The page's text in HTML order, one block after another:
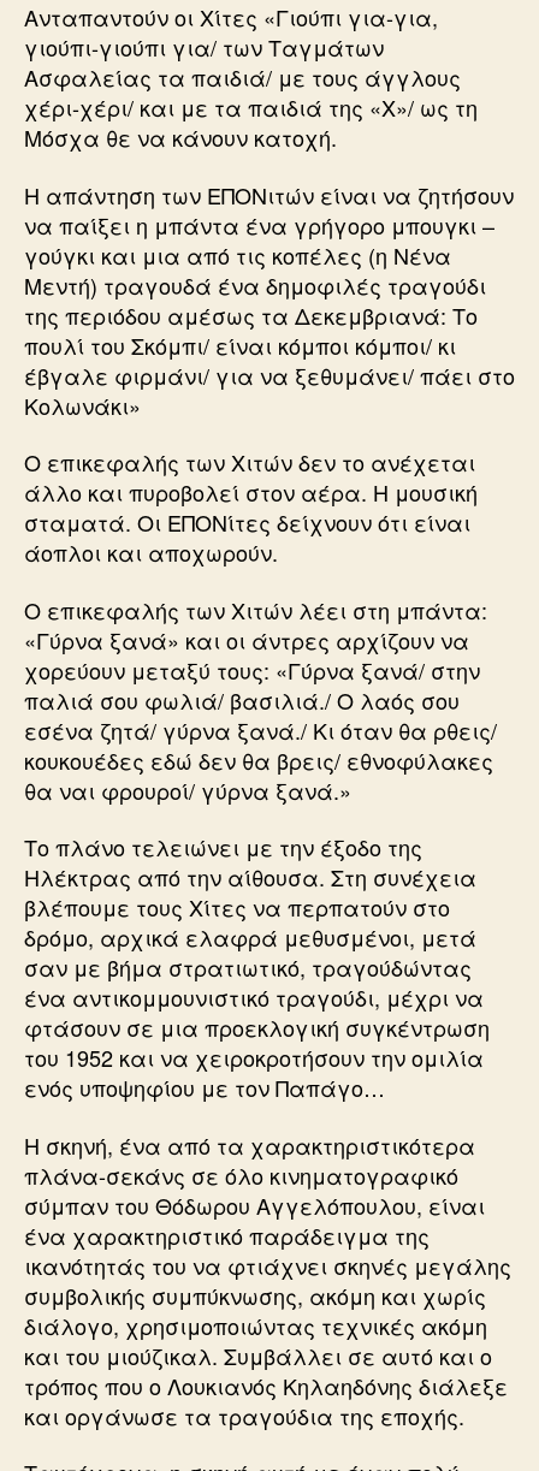
Ανταπαντούν οι Χίτες «Γιούπι για-για,
γιούπι-γιούπι για/ των Ταγμάτων
Ασφαλείας τα παιδιά/ με τους άγγλους
χέρι-χέρι/ και με τα παιδιά της «Χ»/ ως τη
Μόσχα θε να κάνουν κατοχή.
H απάντηση των ΕΠΟΝιτών είναι να ζητήσουν
να παίξει η μπάντα ένα γρήγορο μπουγκι –
γούγκι και μια από τις κοπέλες (η Νένα
Μεντή) τραγουδά ένα δημοφιλές τραγούδι
της περιόδου αμέσως τα Δεκεμβριανά: Το
πουλί του Σκόμπι/ είναι κόμποι κόμποι/ κι
έβγαλε φιρμάνι/ για να ξεθυμάνει/ πάει στο
Κολωνάκι»
Ο επικεφαλής των Χιτών δεν το ανέχεται
άλλο και πυροβολεί στον αέρα. Η μουσική
σταματά. Οι ΕΠΟΝίτες δείχνουν ότι είναι
άοπλοι και αποχωρούν.
Ο επικεφαλής των Χιτών λέει στη μπάντα:
«Γύρνα ξανά» και οι άντρες αρχίζουν να
χορεύουν μεταξύ τους: «Γύρνα ξανά/ στην
παλιά σου φωλιά/ βασιλιά./ Ο λαός σου
εσένα ζητά/ γύρνα ξανά./ Κι όταν θα ρθεις/
κουκουέδες εδώ δεν θα βρεις/ εθνοφύλακες
θα ναι φρουροί/ γύρνα ξανά.»
Το πλάνο τελειώνει με την έξοδο της
Ηλέκτρας από την αίθουσα. Στη συνέχεια
βλέπουμε τους Χίτες να περπατούν στο
δρόμο, αρχικά ελαφρά μεθυσμένοι, μετά
σαν με βήμα στρατιωτικό, τραγούδώντας
ένα αντικομμουνιστικό τραγούδι, μέχρι να
φτάσουν σε μια προεκλογική συγκέντρωση
του 1952 και να χειροκροτήσουν την ομιλία
ενός υποψηφίου με τον Παπάγο…
Η σκηνή, ένα από τα χαρακτηριστικότερα
πλάνα-σεκάνς σε όλο κινηματογραφικό
σύμπαν του Θόδωρου Αγγελόπουλου, είναι
ένα χαρακτηριστικό παράδειγμα της
ικανότητάς του να φτιάχνει σκηνές μεγάλης
συμβολικής συμπύκνωσης, ακόμη και χωρίς
διάλογο, χρησιμοποιώντας τεχνικές ακόμη
και του μιούζικαλ. Συμβάλλει σε αυτό και ο
τρόπος που ο Λουκιανός Κηλαηδόνης διάλεξε
και οργάνωσε τα τραγούδια της εποχής.